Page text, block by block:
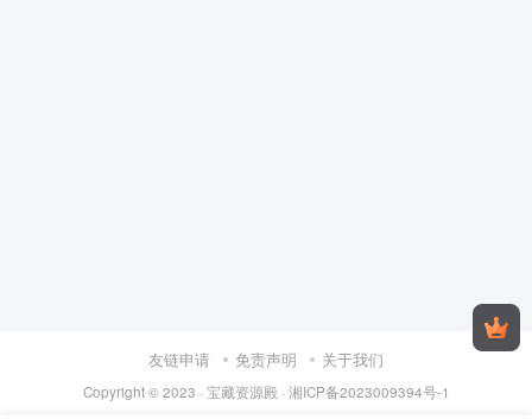
友链申请 免责声明 关于我们
Copyright © 2023 · 宝藏资源殿· 湘ICP备2023009394号-1